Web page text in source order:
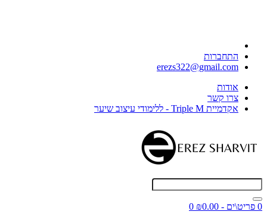
התחברות
erezs322@gmail.com
אודות
צרו קשר
אקדמיית Triple M - ללימודי עיצוב שיער
0 פריט\ים - ₪0.00
0